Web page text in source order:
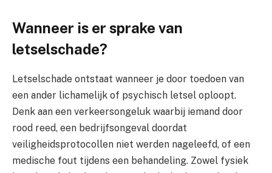
Wanneer is er sprake van
letselschade?
Letselschade ontstaat wanneer je door toedoen van
een ander lichamelijk of psychisch letsel oploopt.
Denk aan een verkeersongeluk waarbij iemand door
rood reed, een bedrijfsongeval doordat
veiligheidsprotocollen niet werden nageleefd, of een
medische fout tijdens een behandeling. Zowel fysiek